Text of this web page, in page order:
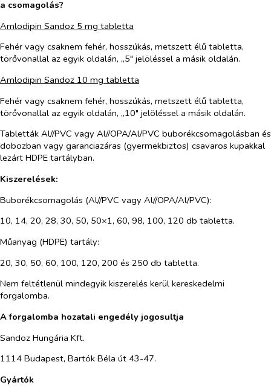
a csomagolás?
Amlodipin Sandoz 5 mg tabletta
Fehér vagy csaknem fehér, hosszúkás, metszett élű tabletta,
törővonallal az egyik oldalán, „5" jelöléssel a másik oldalán.
Amlodipin Sandoz 10 mg tabletta
Fehér vagy csaknem fehér, hosszúkás, metszett élű tabletta,
törővonallal az egyik oldalán, „10" jelöléssel a másik oldalán.
Tabletták Al//PVC vagy Al//OPA/Al/PVC buborékcsomagolásban és
dobozban vagy garanciazáras (gyermekbiztos) csavaros kupakkal
lezárt HDPE tartályban.
Kiszerelések:
Buborékcsomagolás (Al//PVC vagy Al//OPA/Al/PVC):
10, 14, 20, 28, 30, 50, 50×1, 60, 98, 100, 120 db tabletta.
Műanyag (HDPE) tartály:
20, 30, 50, 60, 100, 120, 200 és 250 db tabletta.
Nem feltétlenül mindegyik kiszerelés kerül kereskedelmi
forgalomba.
A forgalomba hozatali engedély jogosultja
Sandoz Hungária Kft.
1114 Budapest, Bartók Béla út 43-47.
Gyártók